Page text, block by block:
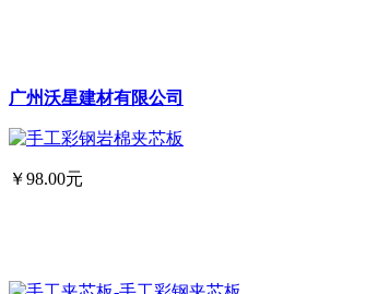
广州沃星建材有限公司
￥98.00元